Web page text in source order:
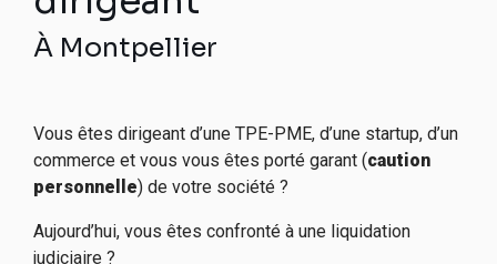
À Montpellier
Vous êtes dirigeant d’une TPE-PME, d’une startup, d’un
commerce et vous vous êtes porté garant (caution
personnelle) de votre société ?
Aujourd’hui, vous êtes confronté à une liquidation
judiciaire ?